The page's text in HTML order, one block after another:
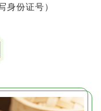
身份证号）